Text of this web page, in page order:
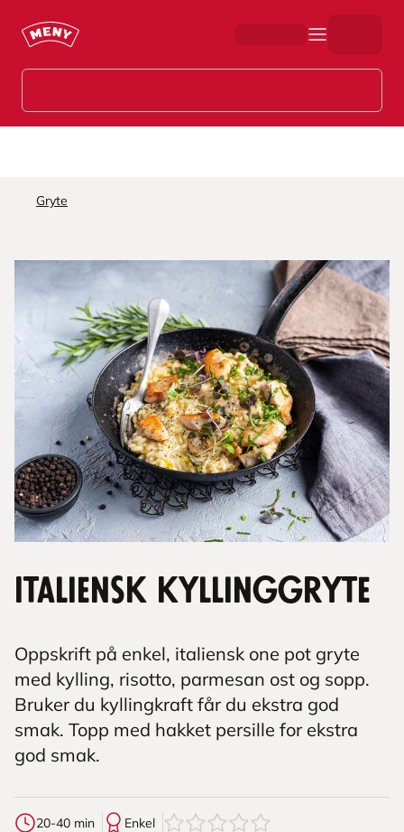
Gryte
Italiensk kyllinggryte
Oppskrift på enkel, italiensk one pot gryte
med kylling, risotto, parmesan ost og sopp.
Bruker du kyllingkraft får du ekstra god
smak. Topp med hakket persille for ekstra
god smak.
20-40 min Enkel 0av5stjerner